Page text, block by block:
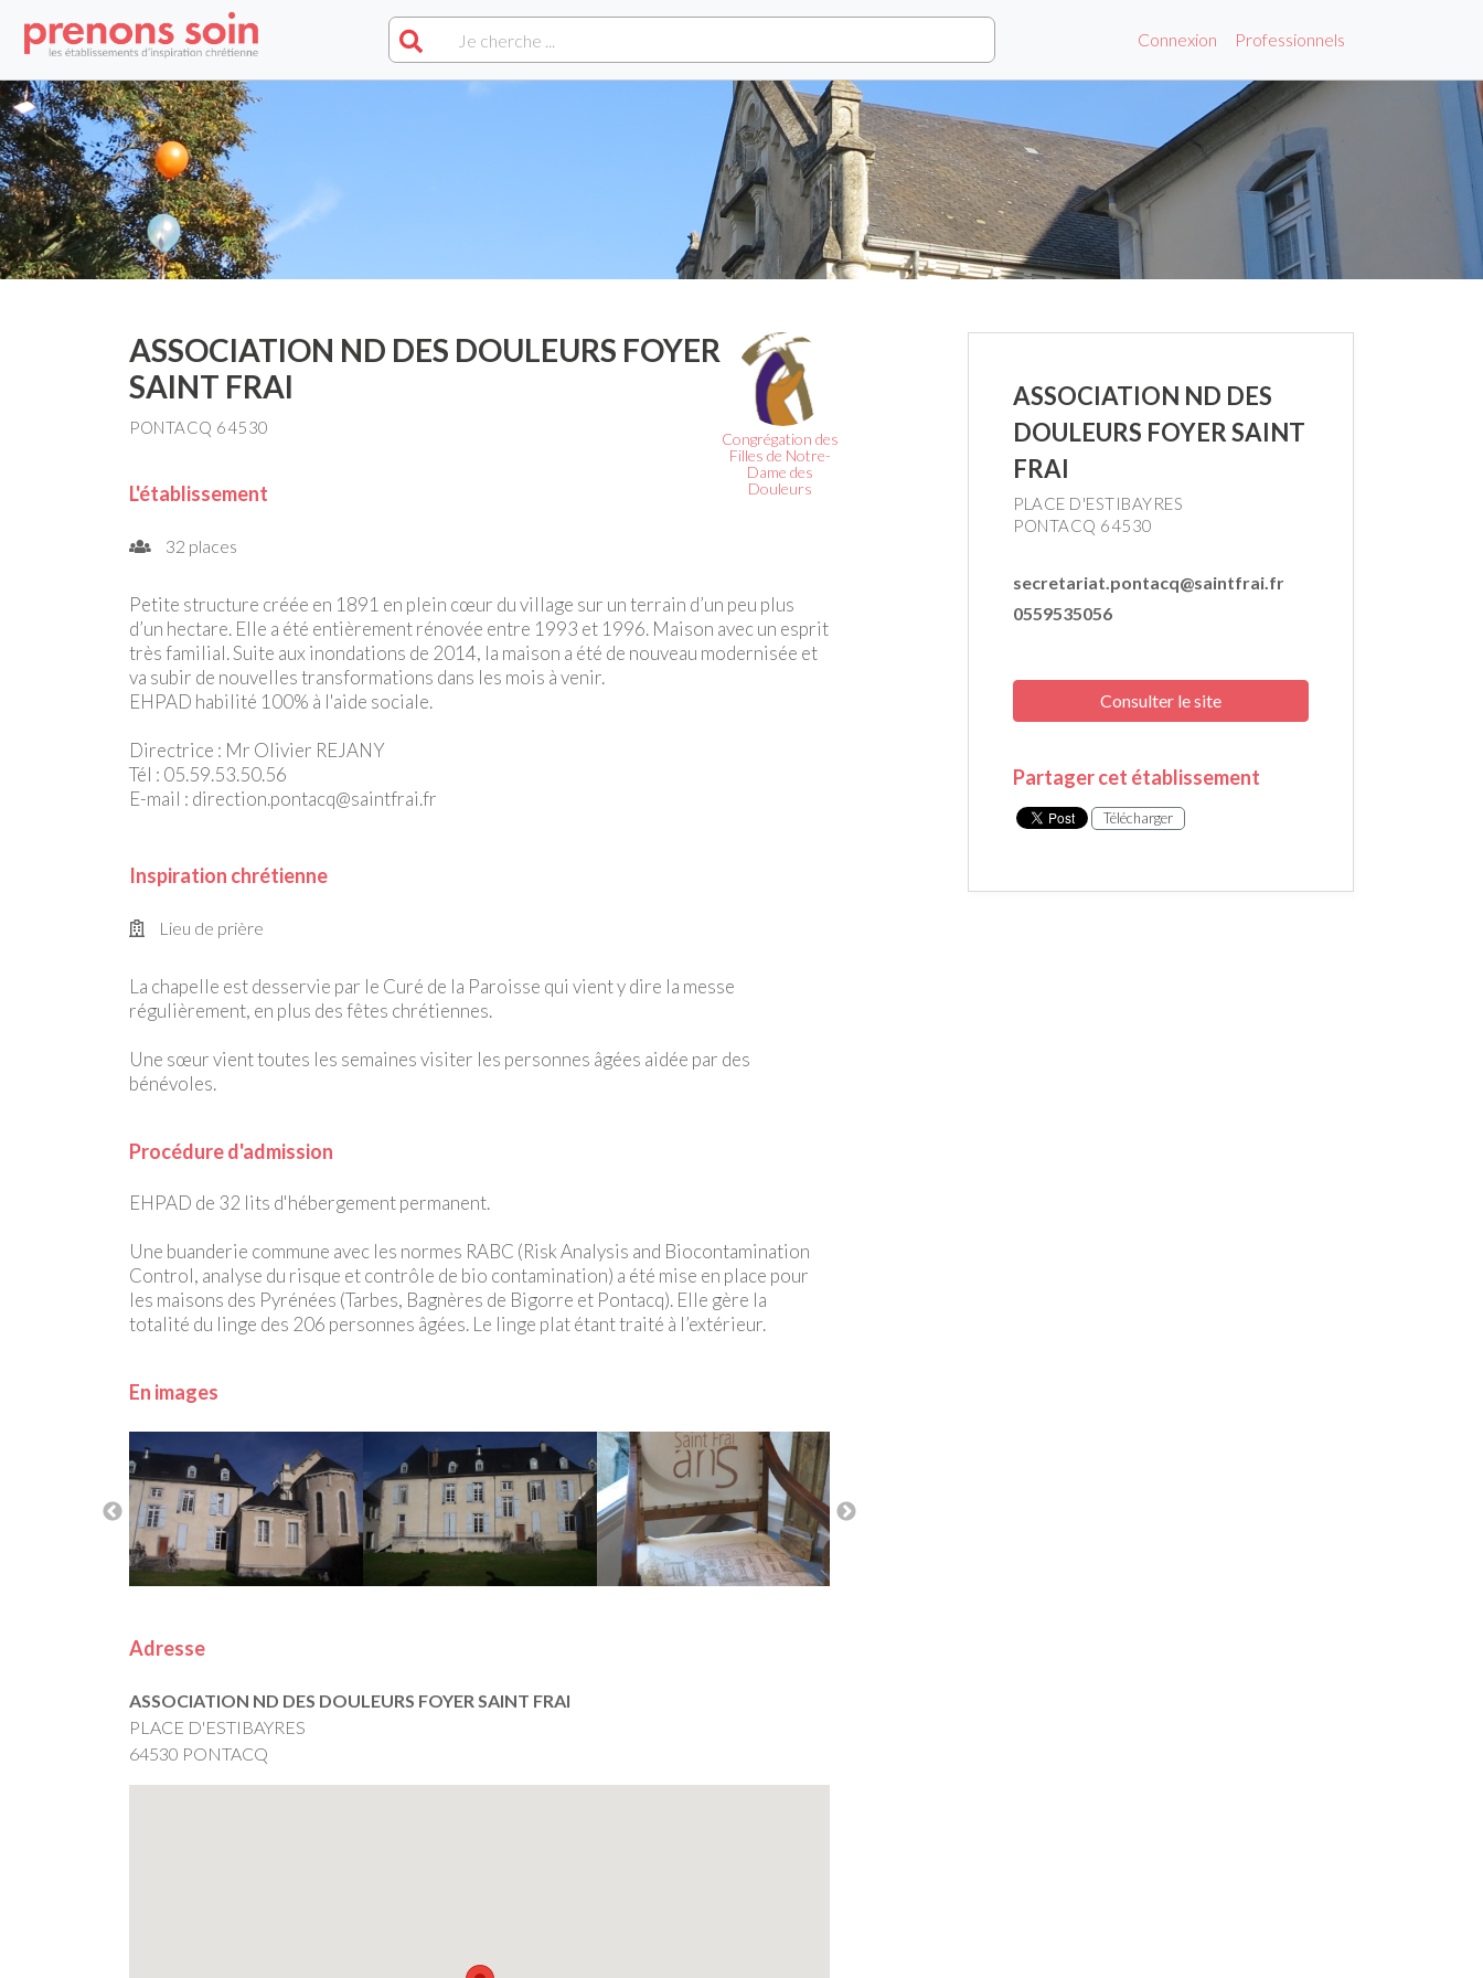
Connexion Professionnels
Congrégation des
Filles de Notre-
Dame des
Douleurs
ASSOCIATION ND DES DOULEURS FOYER
SAINT FRAI
PONTACQ 64530
L'établissement
32 places
Petite structure créée en 1891 en plein cœur du village sur un terrain d’un peu plus
d’un hectare. Elle a été entièrement rénovée entre 1993 et 1996. Maison avec un esprit
très familial. Suite aux inondations de 2014, la maison a été de nouveau modernisée et
va subir de nouvelles transformations dans les mois à venir.
EHPAD habilité 100% à l'aide sociale.
Directrice : Mr Olivier REJANY
Tél : 05.59.53.50.56
E-mail : direction.pontacq@saintfrai.fr
Inspiration chrétienne
Lieu de prière
La chapelle est desservie par le Curé de la Paroisse qui vient y dire la messe
régulièrement, en plus des fêtes chrétiennes.
Une sœur vient toutes les semaines visiter les personnes âgées aidée par des
bénévoles.
Procédure d'admission
EHPAD de 32 lits d'hébergement permanent.
Une buanderie commune avec les normes RABC (Risk Analysis and Biocontamination
Control, analyse du risque et contrôle de bio contamination) a été mise en place pour
les maisons des Pyrénées (Tarbes, Bagnères de Bigorre et Pontacq). Elle gère la
totalité du linge des 206 personnes âgées. Le linge plat étant traité à l’extérieur.
En images
Adresse
ASSOCIATION ND DES DOULEURS FOYER SAINT FRAI
PLACE D'ESTIBAYRES
64530 PONTACQ
ASSOCIATION ND DES
DOULEURS FOYER SAINT
FRAI
PLACE D'ESTIBAYRES
PONTACQ 64530
secretariat.pontacq@saintfrai.fr
0559535056
Consulter le site
Partager cet établissement
Télécharger